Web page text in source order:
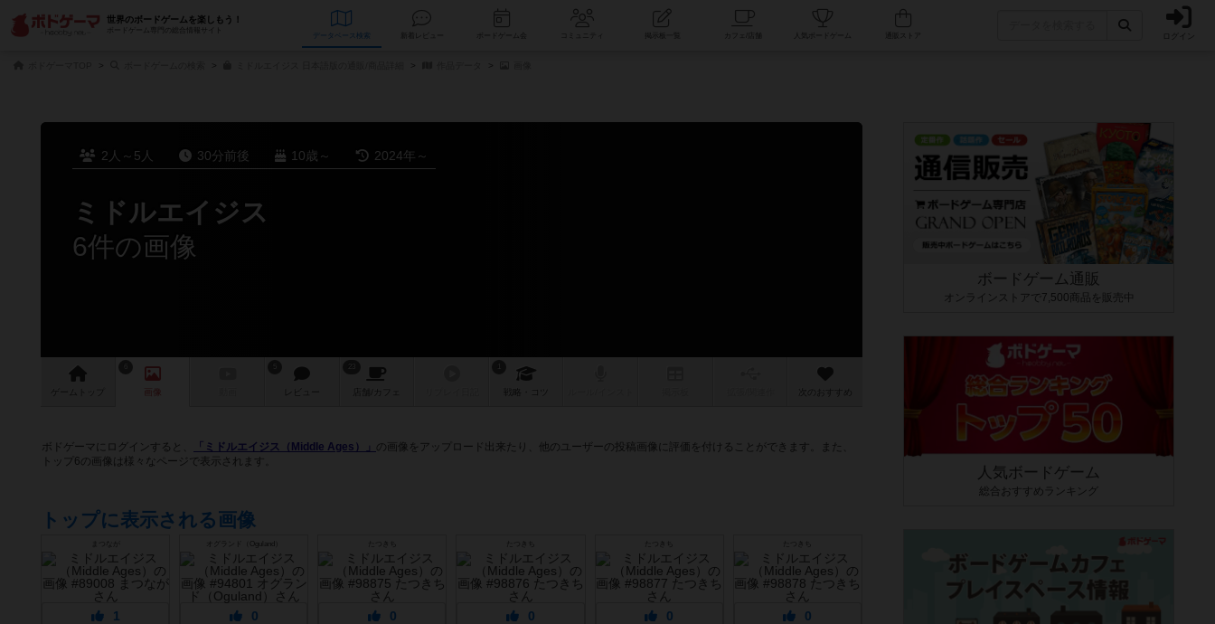
世界のボードゲームを楽しもう！
ボードゲーム専門の総合情報サイト
データベース コミュニティ 人気ボードゲーム ログイン
2人～5人 30分前後 10歳～ 2024年～
ミドルエイジス
6件の画像
ゲーム 画像 レビュー 店舗/ カフェ 戦略 次のおすすめ
ボドゲーマにログインすると、 「ミドルエイジス（Middle Ages）」 の画像をアップロード出来たり、他のユーザーの投稿画像に評価を付けることができます。また、
トップ6の画像は様々なページで表示されます。
トップに表示される画像
まつなが
1
オグランド（Oguland）
0
たつきち
0
たつきち
0
たつきち
0
たつきち
0
ボードゲーム通販
オンラインストアで7,500商品を販売中
人気ボードゲーム
総合おすすめランキング